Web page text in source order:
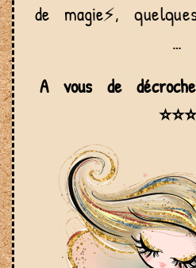
de magie⚡,
…
A vous de